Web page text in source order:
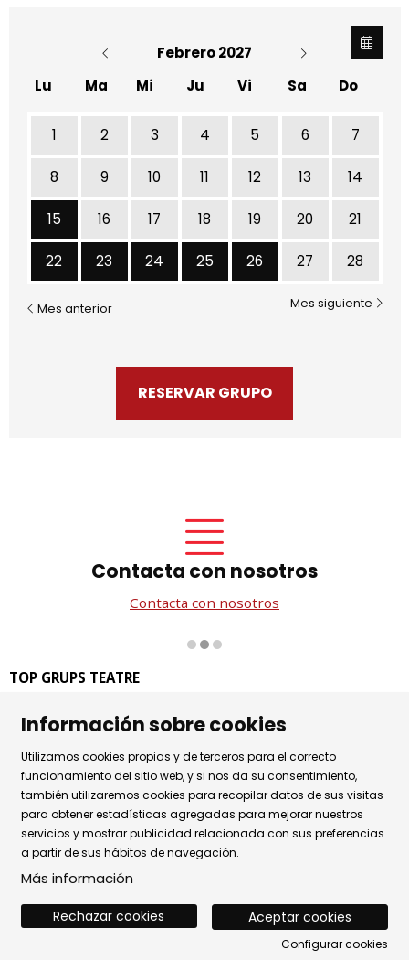
Febrero 2027
Lu
Ma Mi Ju Vi Sa Do
1 2 3 4 5 6 7
8 9 10 11 12 13 14
15Lunes 15 de Febrero
16 17 18 19 20 21
22Lunes 22 de Febrero
23 Martes 23 de Febrero
24 Miércoles 24 de Febrero
25Jueves 25 de Febrero
26 Viernes 26 de Febrero
27 28
Mes anterior Mes siguiente
RESERVAR GRUPO
Contacta con nosotros
Contacta con nosotros
TOP GRUPS TEATRE
08002 Barcelona
Tel. 93 441 39 79
Horario de atención: de lunes a jueves de 9.30h a 17.30h
y viernes de 9.30 a 14.30h.
Sitemap | Aviso Legal | Uso de Cookies
|
Política de privacidad
| Contactar
Información sobre cookies
Utilizamos cookies propias y de terceros para el correcto
funcionamiento del sitio web, y si nos da su consentimiento,
también utilizaremos cookies para recopilar datos de sus visitas
para obtener estadísticas agregadas para mejorar nuestros
servicios y mostrar publicidad relacionada con sus preferencias
a partir de sus hábitos de navegación.
Más información
Aceptar cookies
Rechazar cookies
Configurar cookies